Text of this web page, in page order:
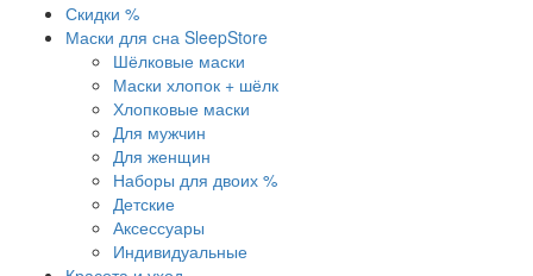
Скидки %
Маски для сна SleepStore
Шёлковые маски
Маски хлопок + шёлк
Хлопковые маски
Для мужчин
Для женщин
Наборы для двоих %
Детские
Аксессуары
Индивидуальные